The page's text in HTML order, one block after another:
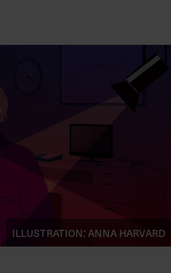
Illustration: Anna Harvard